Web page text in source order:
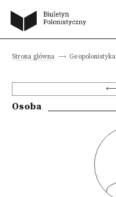
Strona główna Geopolonistyka
Osoba